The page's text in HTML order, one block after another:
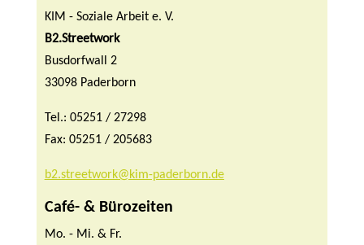
KIM - Soziale Arbeit e. V.
B2.Streetwork
Busdorfwall 2
33098 Paderborn
Tel.: 05251 / 27298
Fax: 05251 / 205683
b2.streetwork@kim-paderborn.de
Café- & Bürozeiten
Mo. - Mi. & Fr.